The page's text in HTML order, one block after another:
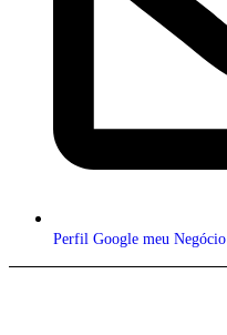
Perfil Google meu Negócio